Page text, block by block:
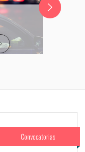
Convocatorias